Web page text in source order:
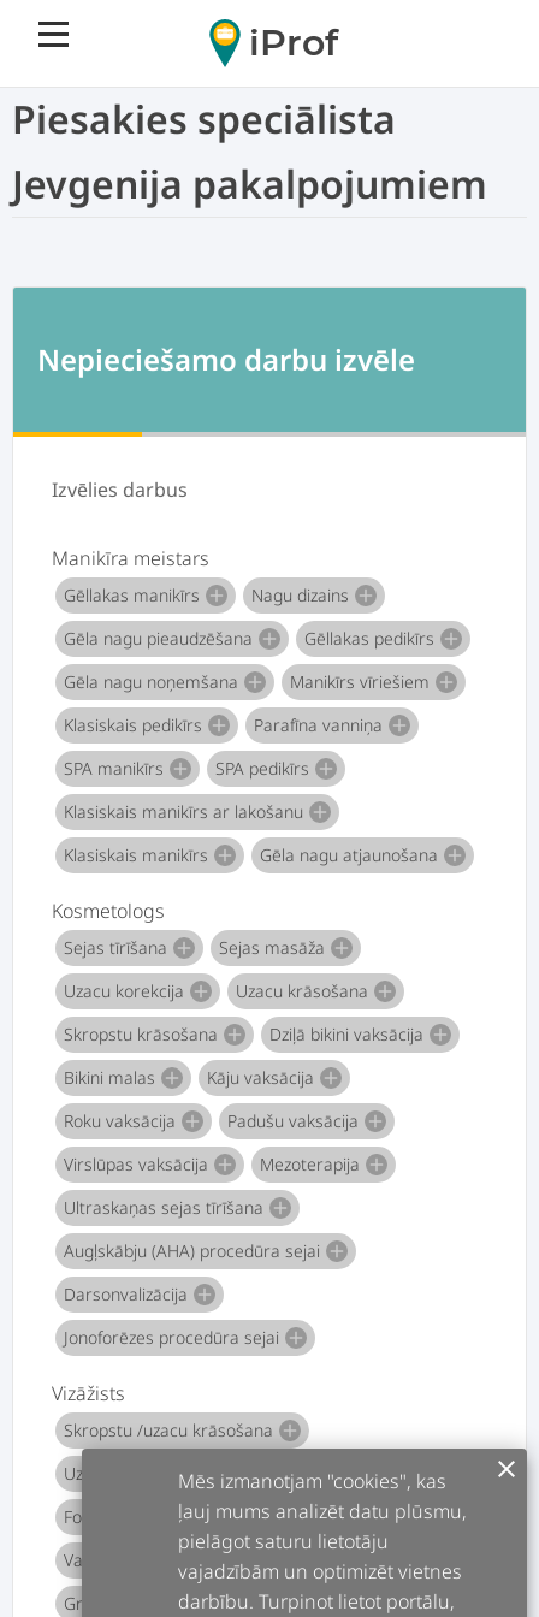
iProf
Piesakies speciālista
Jevgenija pakalpojumiem
Nepieciešamo darbu izvēle
Izvēlies darbus
Manikīra meistars
Gēllakas manikīrs add Nagu dizains add
Gēla nagu pieaudzēšana add Gēllakas pedikīrs add
Gēla nagu noņemšana add Manikīrs vīriešiem add
Klasiskais pedikīrs add Parafīna vanniņa add
SPA manikīrs add SPA pedikīrs add
Klasiskais manikīrs ar lakošanu add
Klasiskais manikīrs add Gēla nagu atjaunošana add
Kosmetologs
Sejas tīrīšana add Sejas masāža add
Uzacu korekcija add Uzacu krāsošana add
Skropstu krāsošana add Dziļā bikini vaksācija add
Bikini malas add Kāju vaksācija add
Roku vaksācija add Padušu vaksācija add
Virslūpas vaksācija add Mezoterapija add
Ultraskaņas sejas tīrīšana add
Augļskābju (AHA) procedūra sejai add
Darsonvalizācija add
Jonoforēzes procedūra sejai add
Vizāžists
Skropstu /uzacu krāsošana add
Uzacu formas veidošana add Tematiskais grims
Foto /TV grims add Līgavas grims add
Vakara grims add Dienas grims add
Grima veidošanas privātā nodarbība add
Mēs izmanotjam "cookies", kas
ļauj mums analizēt datu plūsmu,
pielāgot saturu lietotāju
vajadzībām un optimizēt vietnes
darbību. Turpinot lietot portālu,
clear